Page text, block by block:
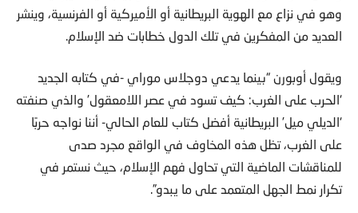
وهو في نزاع مع الهوية البريطانية أو الأميركية أو الفرنسية، وينشر
العديد من المفكرين في تلك الدول خطابات ضد الإسلام.
ويقول أوبورن “بينما يدعي دوجلاس موراي -في كتابه الجديد
‘الحرب على الغرب: كيف تسود في عصر اللامعقول’ والذي صنفته
‘الديلي ميل’ البريطانية أفضل كتاب للعام الحالي- أننا نواجه حربًا
على الغرب، تظل هذه المخاوف في الواقع مجرد صدى
للمناقشات الماضية التي تحاول فهم الإسلام، حيث نستمر في
تكرار نمط الجهل المتعمد على ما يبدو”.